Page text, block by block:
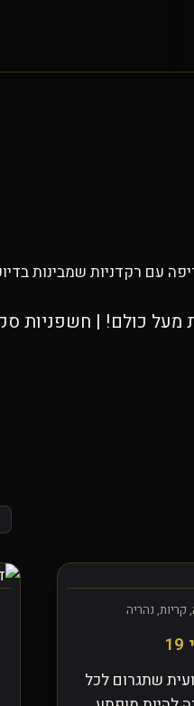
עם רקדניות שמבינות
כולם! | חשפניות
קריות, נהריה
שתגרום לכל